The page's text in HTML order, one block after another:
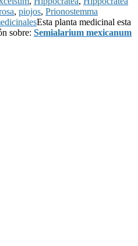
, piojos, Prionostemma
Esta planta medicinal esta
sobre: Semialarium mexicanum